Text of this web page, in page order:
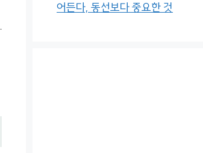
어든다, 동선보다 중요한 것